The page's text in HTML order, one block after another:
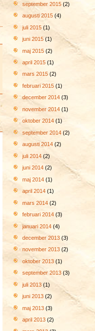
september 2015 (2)
augusti 2015 (4)
juli 2015 (1)
juni 2015 (1)
maj 2015 (2)
april 2015 (1)
mars 2015 (2)
februari 2015 (1)
december 2014 (3)
november 2014 (1)
oktober 2014 (1)
september 2014 (2)
augusti 2014 (2)
juli 2014 (2)
juni 2014 (2)
maj 2014 (1)
april 2014 (1)
mars 2014 (2)
februari 2014 (3)
januari 2014 (4)
december 2013 (3)
november 2013 (2)
oktober 2013 (1)
september 2013 (3)
juli 2013 (1)
juni 2013 (2)
maj 2013 (3)
april 2013 (2)